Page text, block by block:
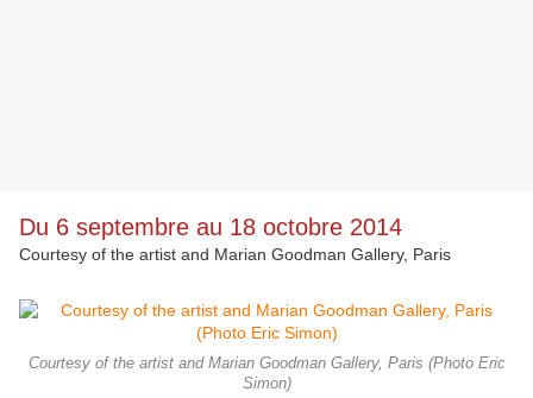
Du 6 septembre au 18 octobre 2014
Courtesy of the artist and Marian Goodman Gallery, Paris
Courtesy of the artist and Marian Goodman Gallery, Paris (Photo Eric
Simon)